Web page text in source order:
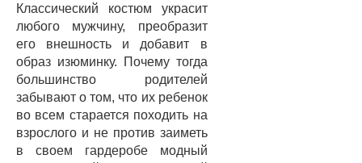
Классический костюм украсит
любого мужчину, преобразит
его внешность и добавит в
образ изюминку. Почему тогда
большинство родителей
забывают о том, что их ребенок
во всем старается походить на
взрослого и не против заиметь
в своем гардеробе модный